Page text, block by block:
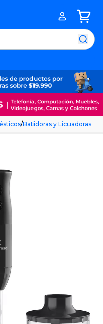
/Batidoras y Licuadoras